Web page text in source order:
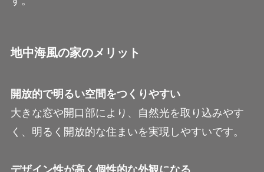
地中海風の家のメリット
開放的で明るい空間をつくりやすい
大きな窓や開口部により、自然光を取り込みやす
く、明るく開放的な住まいを実現しやすいです。
デザイン性が高く個性的な外観になる